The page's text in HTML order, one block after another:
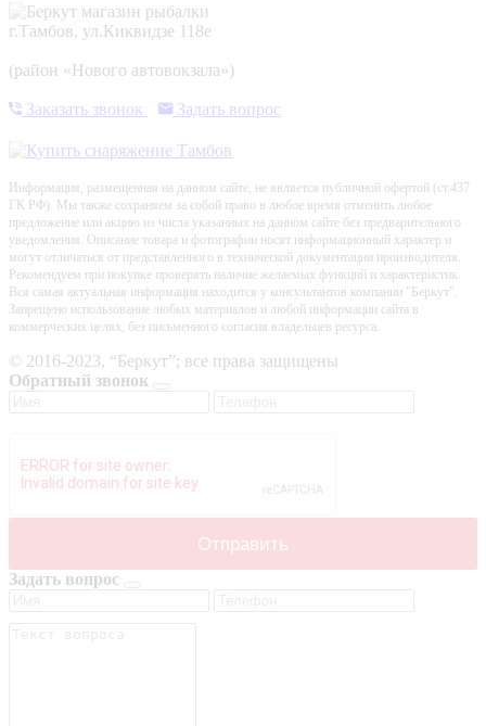
г.Тамбов, ул.Киквидзе 118е
(район «Нового автовокзала»)
Заказать звонок Задать вопрос
Информация, размещенная на данном сайте, не является публичной офертой (ст.437
ГК РФ). Мы также сохраняем за собой право в любое время отменить любое
предложение или акцию из числа указанных на данном сайте без предварительного
уведомления. Описание товара и фотографии носят информационный характер и
могут отличаться от представленного в технической документации производителя.
Рекомендуем при покупке проверять наличие желаемых функций и характеристик.
Вся самая актуальная информация находится у консультантов компании "Беркут".
Запрещено использование любых материалов и любой информации сайта в
коммерческих целях, без письменного согласия владельцев ресурса.
© 2016-2023, “Беркут”; все права защищены
Обратный звонок
Задать вопрос